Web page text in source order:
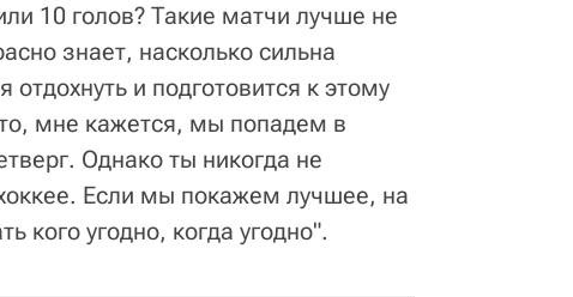
10 голов? Такие матчи лучше не
знает, насколько сильна
и подготовится к этому
мне кажется, мы попадем в
Однако ты никогда не
Если мы покажем лучшее, на
кого угодно, когда угодно".